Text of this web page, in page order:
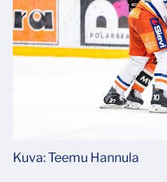
Kuva: Teemu Hannula